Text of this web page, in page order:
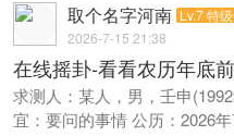
取个名字河南 Lv.7 特
2026-7-15 21:38
在线摇卦-看看农历年底
求测人：某人，男，壬申
宜：要问的事情 公历：2026